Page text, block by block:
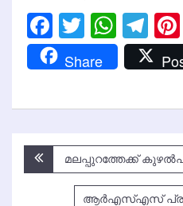
Facebook
Twitter
Share
Post
navigation
മലപ്പുറത്തേക്ക്
ആര്‍എസ്എസ്